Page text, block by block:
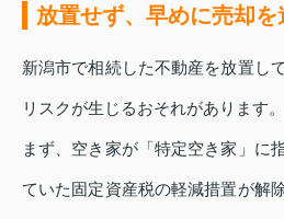
放置せず、早めに売却を
新潟市で相続した不動産を放置し
リスクが生じるおそれがあります。
まず、空き家が「特定空き家」に
ていた固定資産税の軽減措置が解